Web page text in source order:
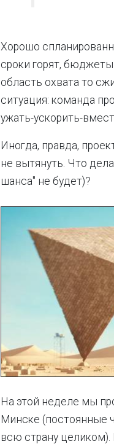
Хорошо
сроки горят,
область охвата то
ситуация: команда
ужать-ускорить-
Иногда, правда,
не вытянуть. Что
шанса" не будет)?
На этой неделе мы
Минске (постоянные
всю страну целиком).